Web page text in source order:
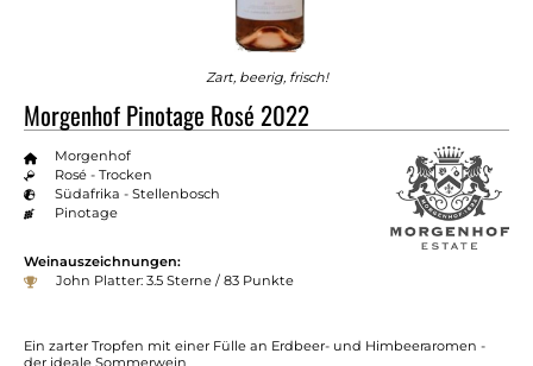
Zart, beerig, frisch!
Morgenhof Pinotage Rosé 2022
Morgenhof
Rosé - Trocken
Südafrika - Stellenbosch
Pinotage
Weinauszeichnungen:
John Platter: 3.5 Sterne / 83 Punkte
Ein zarter Tropfen mit einer Fülle an Erdbeer- und Himbeeraromen -
der ideale Sommerwein